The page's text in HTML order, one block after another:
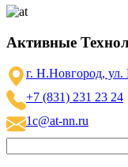
Активные
г. Н.Новгород, ул.
+7 (831) 231 23 24
1c@at-nn.ru